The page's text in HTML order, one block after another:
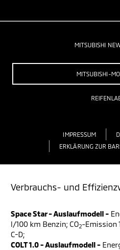
MITSUBISHI
MITSUBISHI-
IMPRESSUM
ERKLÄRUNG ZUR
Verbrauchs- und
Space Star - Auslaufmodell -
l/100 km Benzin; CO2-Emission
C-D;
COLT 1.0 - Auslaufmodell -